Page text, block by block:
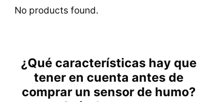
No products found.
¿Qué características hay que
tener en cuenta antes de
comprar un sensor de humo?